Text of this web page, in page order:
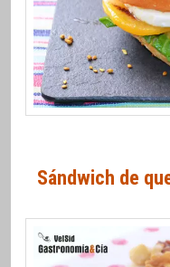
Sándwich de